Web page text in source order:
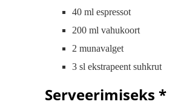
40 ml espressot
200 ml vahukoort
2 munavalget
3 sl ekstrapeent suhkrut
Serveerimiseks *